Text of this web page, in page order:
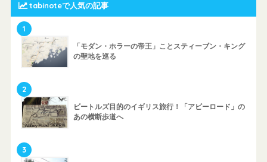
tabinoteで人気の記事
1
「モダン・ホラーの帝王」ことスティーブン・キング
の聖地を巡る
2
ビートルズ目的のイギリス旅行！「アビーロード」の
あの横断歩道へ
3